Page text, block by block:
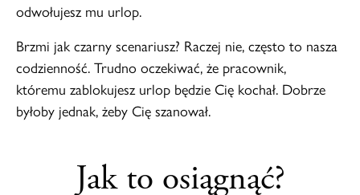
odwołujesz mu urlop.
Brzmi jak czarny scenariusz? Raczej nie, często to nasza
codzienność. Trudno oczekiwać, że pracownik,
któremu zablokujesz urlop będzie Cię kochał. Dobrze
byłoby jednak, żeby Cię szanował.
Jak to osiągnąć?